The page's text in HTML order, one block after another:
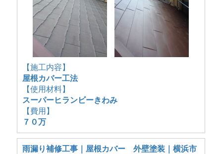
【施工内容】
屋根カバー工法
【使用材料】
スーパーヒランビーきわみ
【費用】
７０万
雨漏り補修工事｜屋根カバー 外壁塗装｜横浜市